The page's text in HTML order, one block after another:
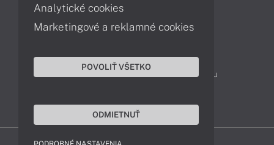
Kontakty
043 4224 771
Obchodné oddelenie
Reklamácia tovaru
Analytické cookies
Marketingové a reklamné cookies
POVOLIŤ VŠETKO
ODMIETNUŤ